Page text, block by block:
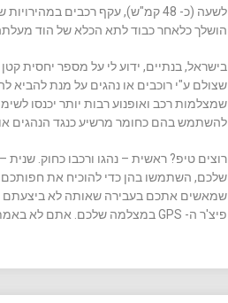
הושלך כלאחר כבוד לתא הכלא של הוד
בישראל, בנתיים, ידוע לי על מספר יחסית
שצולם ע"י רוכבים או נהגים על מנת להביא
שמצלמות רכב ואופנוע רבות יותר יכנסו
להשתמש בהם כחומר מרשיע כנגד הנהגים
רוצים טיפ? ראשית – נהגו ורכבו כחוק.
שלכם, השתמשו בהן כדי להוכיח את
שמאשים אתכם בעבירה שאותה לא ביצעתם
פיצ'ר ה- GPS במצלמה שלכם. אתם לא באמת צריכים את המהירות כנתון נוסף על הצג.